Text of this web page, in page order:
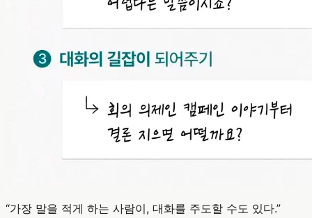
“가장 말을 적게 하는 사람이, 대화를 주도할 수도 있다.”